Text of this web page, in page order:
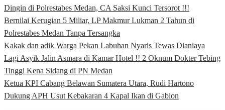
Dingin di Polrestabes Medan, CA Saksi Kunci Tersorot !!!
Bernilai Kerugian 5 Miliar, LP Makmur Lukman 2 Tahun di
Polrestabes Medan Tanpa Tersangka
Kakak dan adik Warga Pekan Labuhan Nyaris Tewas Dianiaya
Lagi Asyik Jalin Asmara di Kamar Hotel !! 2 Oknum Dokter Tebing
Tinggi Kena Sidang di PN Medan
Ketua KPI Cabang Belawan Sumatera Utara, Rudi Hartono
Dukung APH Usut Kebakaran 4 Kapal Ikan di Gabion